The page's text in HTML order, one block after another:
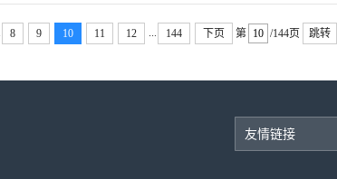
8 9 10 11 12 144 下页 第 /144页 跳转
友情链接